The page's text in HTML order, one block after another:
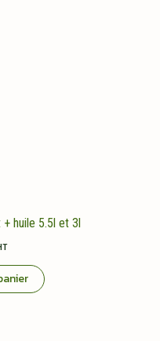
huile 5.5l et 3l